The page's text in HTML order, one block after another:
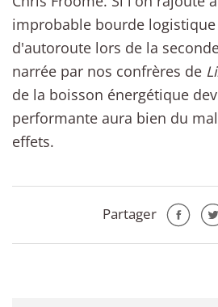
improbable bourde
d'autoroute lors de la
narrée par nos confrères de
de la boisson énergétique
performante aura bien du
effets.
Partager